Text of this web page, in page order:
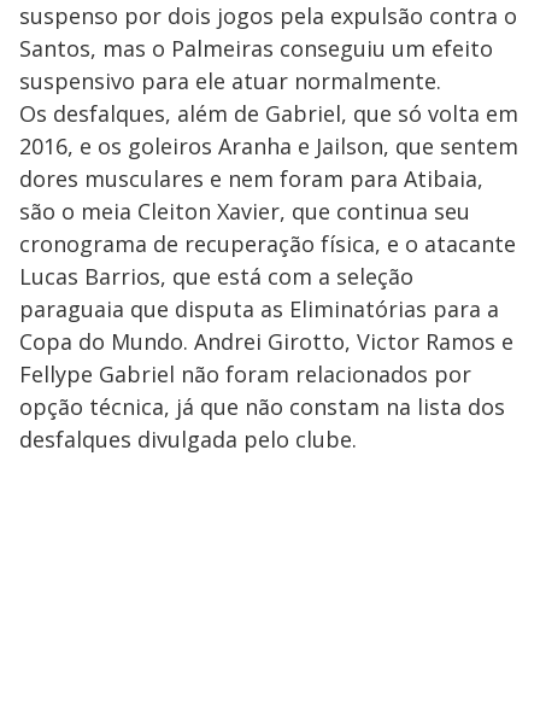
suspenso por dois jogos pela expulsão contra o
Santos, mas o Palmeiras conseguiu um efeito
suspensivo para ele atuar normalmente.
Os desfalques, além de Gabriel, que só volta em
2016, e os goleiros Aranha e Jailson, que sentem
dores musculares e nem foram para Atibaia,
são o meia Cleiton Xavier, que continua seu
cronograma de recuperação física, e o atacante
Lucas Barrios, que está com a seleção
paraguaia que disputa as Eliminatórias para a
Copa do Mundo. Andrei Girotto, Victor Ramos e
Fellype Gabriel não foram relacionados por
opção técnica, já que não constam na lista dos
desfalques divulgada pelo clube.